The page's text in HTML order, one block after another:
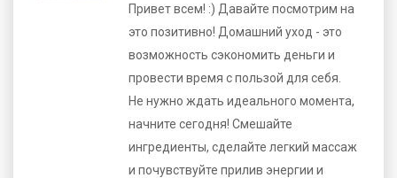
Привет всем! :) Давайте посмотрим на
это позитивно! Домашний уход - это
возможность сэкономить деньги и
провести время с пользой для себя.
Не нужно ждать идеального момента,
начните сегодня! Смешайте
ингредиенты, сделайте легкий массаж
и почувствуйте прилив энергии и